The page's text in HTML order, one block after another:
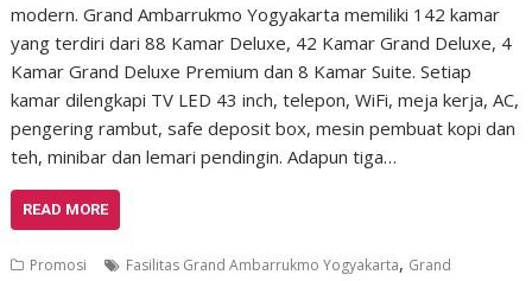
modern. Grand Ambarrukmo Yogyakarta memiliki 142 kamar
yang terdiri dari 88 Kamar Deluxe, 42 Kamar Grand Deluxe, 4
Kamar Grand Deluxe Premium dan 8 Kamar Suite. Setiap
kamar dilengkapi TV LED 43 inch, telepon, WiFi, meja kerja, AC,
pengering rambut, safe deposit box, mesin pembuat kopi dan
teh, minibar dan lemari pendingin. Adapun tiga…
READ MORE
Promosi Fasilitas Grand Ambarrukmo Yogyakarta, Grand